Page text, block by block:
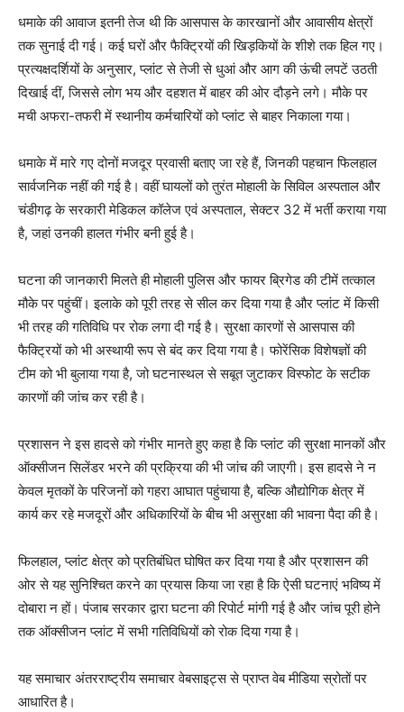
News Week
Magazine PRO
धमाके की आवाज इतनी तेज थी कि आसपास के कारखानों और आवासीय क्षेत्रों
तक सुनाई दी गई। कई घरों और फैक्ट्रियों की खिड़कियों के शीशे तक हिल गए।
प्रत्यक्षदर्शियों के अनुसार, प्लांट से तेजी से धुआं और आग की ऊंची लपटें उठती
दिखाई दीं, जिससे लोग भय और दहशत में बाहर की ओर दौड़ने लगे। मौके पर
मची अफरा-तफरी में स्थानीय कर्मचारियों को प्लांट से बाहर निकाला गया।
धमाके में मारे गए दोनों मजदूर प्रवासी बताए जा रहे हैं, जिनकी पहचान फिलहाल
सार्वजनिक नहीं की गई है। वहीं घायलों को तुरंत मोहाली के सिविल अस्पताल और
चंडीगढ़ के सरकारी मेडिकल कॉलेज एवं अस्पताल, सेक्टर 32 में भर्ती कराया गया
है, जहां उनकी हालत गंभीर बनी हुई है।
घटना की जानकारी मिलते ही मोहाली पुलिस और फायर ब्रिगेड की टीमें तत्काल
मौके पर पहुंचीं। इलाके को पूरी तरह से सील कर दिया गया है और प्लांट में किसी
भी तरह की गतिविधि पर रोक लगा दी गई है। सुरक्षा कारणों से आसपास की
फैक्ट्रियों को भी अस्थायी रूप से बंद कर दिया गया है। फोरेंसिक विशेषज्ञों की
टीम को भी बुलाया गया है, जो घटनास्थल से सबूत जुटाकर विस्फोट के सटीक
कारणों की जांच कर रही है।
प्रशासन ने इस हादसे को गंभीर मानते हुए कहा है कि प्लांट की सुरक्षा मानकों और
ऑक्सीजन सिलेंडर भरने की प्रक्रिया की भी जांच की जाएगी। इस हादसे ने न
केवल मृतकों के परिजनों को गहरा आघात पहुंचाया है, बल्कि औद्योगिक क्षेत्र में
कार्य कर रहे मजदूरों और अधिकारियों के बीच भी असुरक्षा की भावना पैदा की है।
फिलहाल, प्लांट क्षेत्र को प्रतिबंधित घोषित कर दिया गया है और प्रशासन की
ओर से यह सुनिश्चित करने का प्रयास किया जा रहा है कि ऐसी घटनाएं भविष्य में
दोबारा न हों। पंजाब सरकार द्वारा घटना की रिपोर्ट मांगी गई है और जांच पूरी होने
तक ऑक्सीजन प्लांट में सभी गतिविधियों को रोक दिया गया है।
यह समाचार अंतरराष्ट्रीय समाचार वेबसाइट्स से प्राप्त वेब मीडिया स्रोतों पर
आधारित है।